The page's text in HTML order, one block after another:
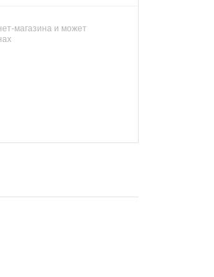
магазина и может